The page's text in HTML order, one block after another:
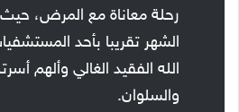
رحلة معاناة مع المرض،
الشهر تقريبا بأحد
الله الفقيد الغالي وألهم
والسلوان.